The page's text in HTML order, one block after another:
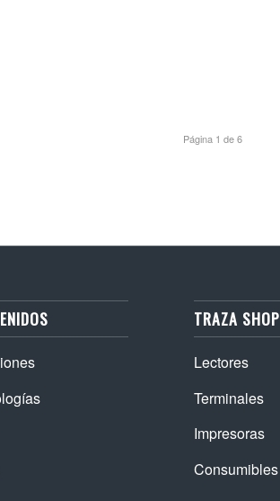
Página 1 de 6
TRAZA SHOP
Lectores
Terminales
Impresoras
Consumibles